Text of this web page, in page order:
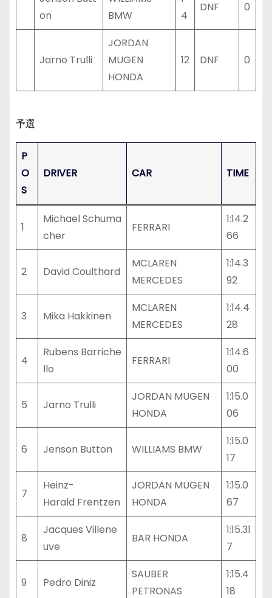
on
BMW
4
DNF 0
Jarno Trulli
JORDAN
MUGEN
HONDA
12 DNF 0
予選
P
O
S
DRIVER CAR TIME
1
Michael Schuma
cher
FERRARI
1:14.2
66
2 David Coulthard
MCLAREN
MERCEDES
1:14.3
92
3 Mika Hakkinen
MCLAREN
MERCEDES
1:14.4
28
4
Rubens Barriche
llo
FERRARI
1:14.6
00
5 Jarno Trulli
JORDAN MUGEN
HONDA
1:15.0
06
6 Jenson Button WILLIAMS BMW
1:15.0
17
7
Heinz-
Harald Frentzen
JORDAN MUGEN
HONDA
1:15.0
67
8
Jacques Villene
uve
BAR HONDA
1:15.31
7
9 Pedro Diniz
SAUBER
PETRONAS
1:15.4
18